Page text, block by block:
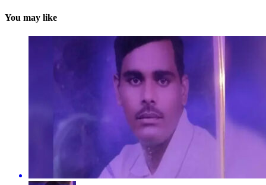
You may like